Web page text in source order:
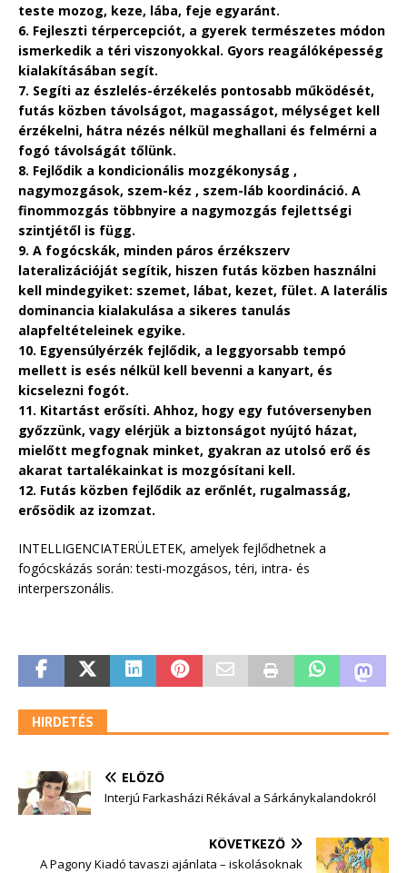
teste mozog, keze, lába, feje egyaránt.
6. Fejleszti térpercepciót, a gyerek természetes módon
ismerkedik a téri viszonyokkal. Gyors reagálóképesség
kialakításában segít.
7. Segíti az észlelés-érzékelés pontosabb működését,
futás közben távolságot, magasságot, mélységet kell
érzékelni, hátra nézés nélkül meghallani és felmérni a
fogó távolságát tőlünk.
8. Fejlődik a kondicionális mozgékonyság ,
nagymozgások, szem-kéz , szem-láb koordináció. A
finommozgás többnyire a nagymozgás fejlettségi
szintjétől is függ.
9. A fogócskák, minden páros érzékszerv
lateralizációját segítik, hiszen futás közben használni
kell mindegyiket: szemet, lábat, kezet, fület. A laterális
dominancia kialakulása a sikeres tanulás
alapfeltételeinek egyike.
10. Egyensúlyérzék fejlődik, a leggyorsabb tempó
mellett is esés nélkül kell bevenni a kanyart, és
kicselezni fogót.
11. Kitartást erősíti. Ahhoz, hogy egy futóversenyben
győzzünk, vagy elérjük a biztonságot nyújtó házat,
mielőtt megfognak minket, gyakran az utolsó erő és
akarat tartalékainkat is mozgósítani kell.
12. Futás közben fejlődik az erőnlét, rugalmasság,
erősödik az izomzat.
INTELLIGENCIATERÜLETEK, amelyek fejlődhetnek a
fogócskázás során: testi-mozgásos, téri, intra- és
interperszonális.
HIRDETÉS
ELŐZŐ
Interjú Farkasházi Rékával a Sárkánykalandokról
KÖVETKEZŐ
A Pagony Kiadó tavaszi ajánlata – iskolásoknak